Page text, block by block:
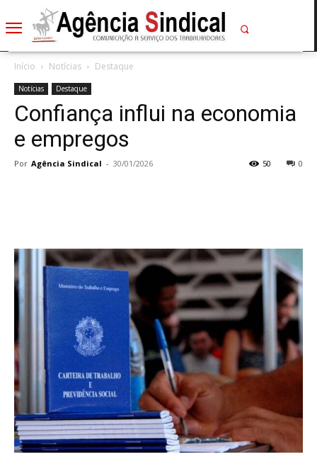
Início Notícias Destaque
Notícias Destaque
Confiança influi na economia
e empregos
Por Agência Sindical - 30/01/2026 0
50